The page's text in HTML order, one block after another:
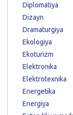
Diplomatiya
Dizayn
Dramaturgiya
Ekologiya
Ekoturizm
Elektronika
Elektrotexnika
Energetika
Energiya